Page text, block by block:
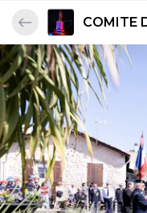
COMITE
TAILLAN-